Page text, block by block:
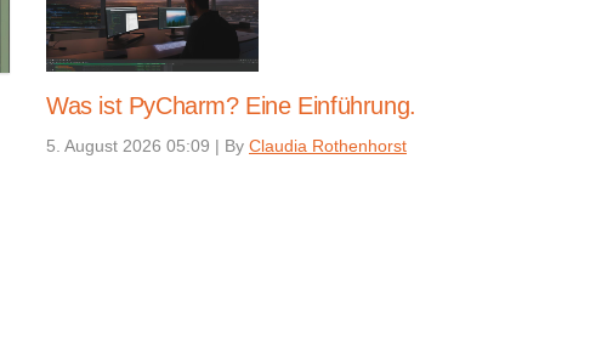
Was ist PyCharm? Eine Einführung.
5. August 2026 05:09 | By Claudia Rothenhorst